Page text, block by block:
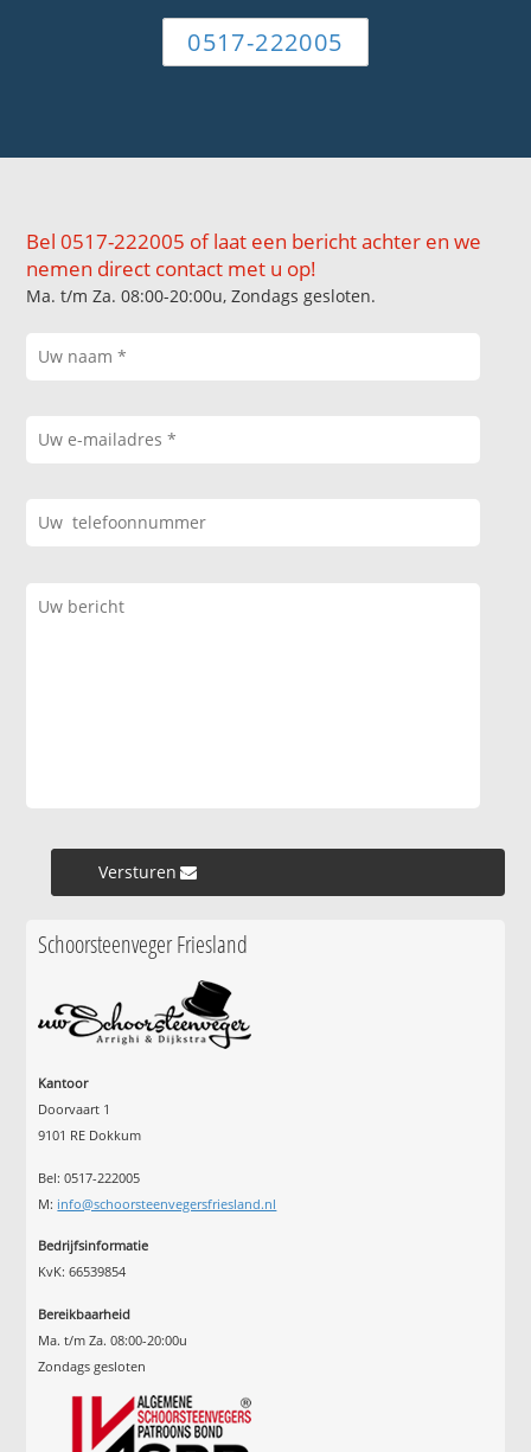
0517-222005
Bel 0517-222005 of laat een bericht achter en we
nemen direct contact met u op!
Ma. t/m Za. 08:00-20:00u, Zondags gesloten.
Versturen »
Schoorsteenveger Friesland
Kantoor
Doorvaart 1
9101 RE Dokkum
Bel: 0517-222005
M: info@schoorsteenvegersfriesland.nl
Bedrijfsinformatie
KvK: 66539854
Bereikbaarheid
Ma. t/m Za. 08:00-20:00u
Zondags gesloten